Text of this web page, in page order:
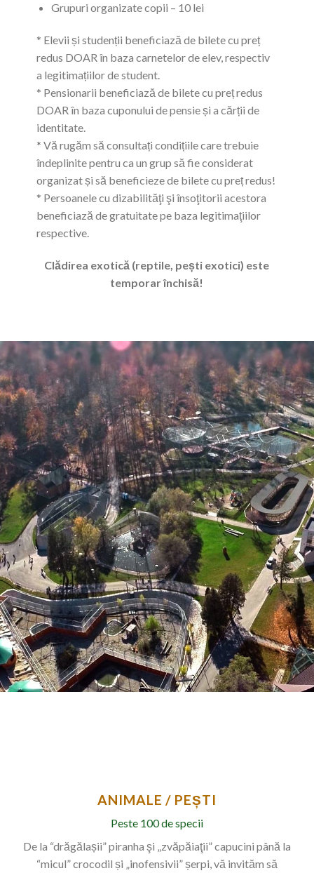
Grupuri organizate copii – 10 lei
* Elevii și studenții beneficiază de bilete cu preț
redus DOAR în baza carnetelor de elev, respectiv
a legitimațiilor de student.
* Pensionarii beneficiază de bilete cu preț redus
DOAR în baza cuponului de pensie și a cărții de
identitate.
* Vă rugăm să consultați condițiile care trebuie
îndeplinite pentru ca un grup să fie considerat
organizat și să beneficieze de bilete cu preț redus!
* Persoanele cu dizabilităţi şi însoţitorii acestora
beneficiază de gratuitate pe baza legitimaţiilor
respective.
Clădirea exotică (reptile, pești exotici) este
temporar închisă!
ANIMALE / PEȘTI
Peste 100 de specii
De la “drăgălașii” piranha şi „zvăpăiaţii” capucini până la
“micul” crocodil și „inofensivii” șerpi, vă invităm să